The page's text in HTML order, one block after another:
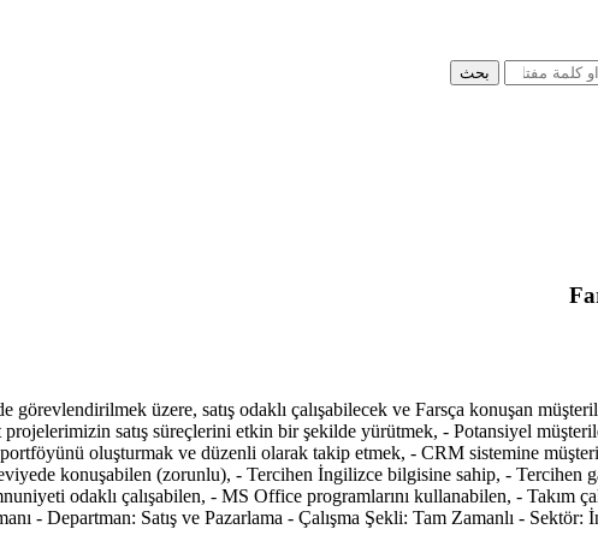
بحث
üzere, satış odaklı çalışabilecek ve Farsça konuşan
satış süreçlerini etkin bir şekilde yürütmek, - Potansiyel
oluşturmak ve düzenli olarak takip etmek, - CRM sistemine
konuşabilen (zorunlu), - Tercihen İngilizce bilgisine sahip, - Tercihen
odaklı çalışabilen, - MS Office programlarını kullanabilen, - Takım
- Departman: Satış ve Pazarlama - Çalışma Şekli: Tam Zamanlı -